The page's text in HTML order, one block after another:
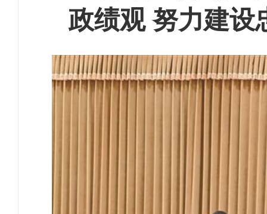
政绩观 努力建设